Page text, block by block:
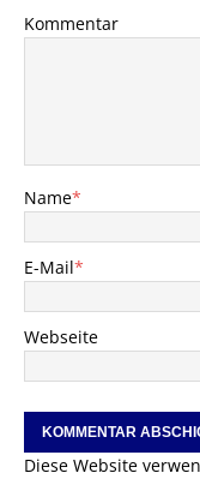
Kommentar
Name*
E-Mail*
Webseite
Diese Website